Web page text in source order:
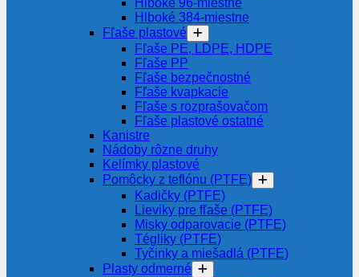
Hlboké 96-miestne
Hlboké 384-miestne
Fľaše plastové
Fľaše PE, LDPE, HDPE
Fľaše PP
Fľaše bezpečnostné
Fľaše kvapkacie
Fľaše s rozprašovačom
Fľaše plastové ostatné
Kanistre
Nádoby rôzne druhy
Kelímky plastové
Pomôcky z teflónu (PTFE)
Kadičky (PTFE)
Lieviky pre fľaše (PTFE)
Misky odparovacie (PTFE)
Tégliky (PTFE)
Tyčinky a miešadlá (PTFE)
Plasty odmerné